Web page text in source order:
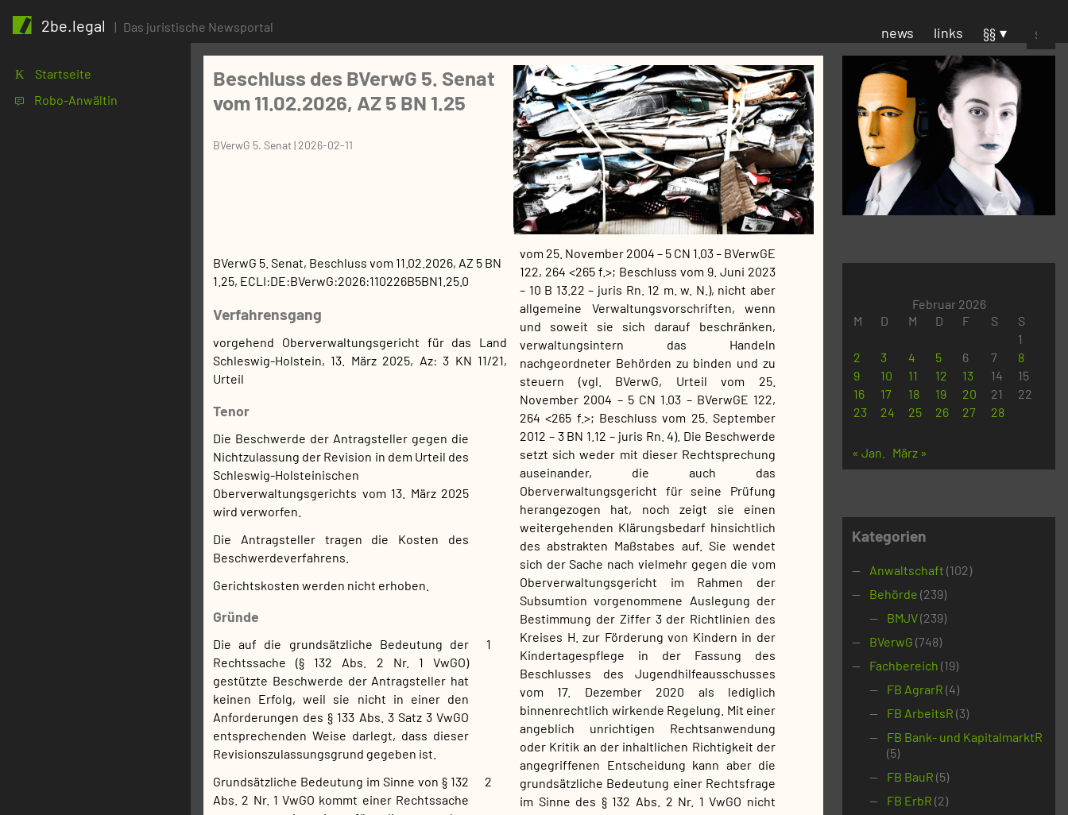
2be.legal | Das juristische Newsportal news links §§
Suchen
nach:
K Startseite
1 Robo-Anwältin
Beschluss des BVerwG 5. Senat
vom 11.02.2026, AZ 5 BN 1.25
BVerwG 5. Senat|2026-02-11
BVerwG 5. Senat, Beschluss vom 11.02.2026, AZ 5 BN
1.25, ECLI:DE:BVerwG:2026:110226B5BN1.25.0
Verfahrensgang
vorgehend Oberverwaltungsgericht für das Land
Schleswig-Holstein, 13. März 2025, Az: 3 KN 11/21,
Urteil
Tenor
Die Beschwerde der Antragsteller gegen die
Nichtzulassung der Revision in dem Urteil des
Schleswig-Holsteinischen
Oberverwaltungsgerichts vom 13. März 2025
wird verworfen.
Die Antragsteller tragen die Kosten des
Beschwerdeverfahrens.
Gerichtskosten werden nicht erhoben.
Gründe
1
Die auf die grundsätzliche Bedeutung der
Rechtssache (§ 132 Abs. 2 Nr. 1 VwGO)
gestützte Beschwerde der Antragsteller hat
keinen Erfolg, weil sie nicht in einer den
Anforderungen des § 133 Abs. 3 Satz 3 VwGO
entsprechenden Weise darlegt, dass dieser
Revisionszulassungsgrund gegeben ist.
2
Grundsätzliche Bedeutung im Sinne von § 132
Abs. 2 Nr. 1 VwGO kommt einer Rechtssache
vom 25. November 2004 – 5 CN 1.03 – BVerwGE
122, 264 <265 f.>; Beschluss vom 9. Juni 2023
– 10 B 13.22 – juris Rn. 12 m. w. N.), nicht aber
allgemeine Verwaltungsvorschriften, wenn
und soweit sie sich darauf beschränken,
verwaltungsintern das Handeln
nachgeordneter Behörden zu binden und zu
steuern (vgl. BVerwG, Urteil vom 25.
November 2004 – 5 CN 1.03 – BVerwGE 122,
264 <265 f.>; Beschluss vom 25. September
2012 – 3 BN 1.12 – juris Rn. 4). Die Beschwerde
setzt sich weder mit dieser Rechtsprechung
auseinander, die auch das
Oberverwaltungsgericht für seine Prüfung
herangezogen hat, noch zeigt sie einen
weitergehenden Klärungsbedarf hinsichtlich
des abstrakten Maßstabes auf. Sie wendet
sich der Sache nach vielmehr gegen die vom
Oberverwaltungsgericht im Rahmen der
Subsumtion vorgenommene Auslegung der
Bestimmung der Ziffer 3 der Richtlinien des
Kreises H. zur Förderung von Kindern in der
Kindertagespflege in der Fassung des
Beschlusses des Jugendhilfeausschusses
vom 17. Dezember 2020 als lediglich
binnenrechtlich wirkende Regelung. Mit einer
angeblich unrichtigen Rechtsanwendung
oder Kritik an der inhaltlichen Richtigkeit der
angegriffenen Entscheidung kann aber die
grundsätzliche Bedeutung einer Rechtsfrage
im Sinne des § 132 Abs. 2 Nr. 1 VwGO nicht
Februar 2026
M
D M D F S
S
1
2
3 4 5 6 7
8
9
10 11 12 13 14
15
16
17 18 19 20 21
22
23
24 25 26 27 28
« Jan. März »
Kategorien
Anwaltschaft (102)
Behörde (239)
BMJV(239)
BVerwG (748)
Fachbereich (19)
FB AgrarR (4)
FB ArbeitsR (3)
FB Bank- und KapitalmarktR
(5)
FB BauR (5)
FB ErbR (2)